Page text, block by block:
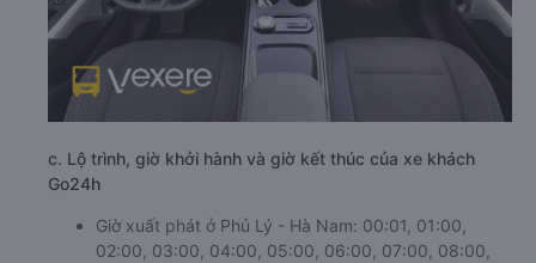
c. Lộ trình, giờ khởi hành và giờ kết thúc của xe khách
Go24h
Giờ xuất phát ở Phủ Lý - Hà Nam: 00:01, 01:00,
02:00, 03:00, 04:00, 05:00, 06:00, 07:00, 08:00,